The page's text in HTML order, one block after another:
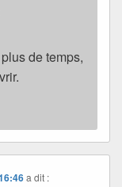
de temps,
a dit :